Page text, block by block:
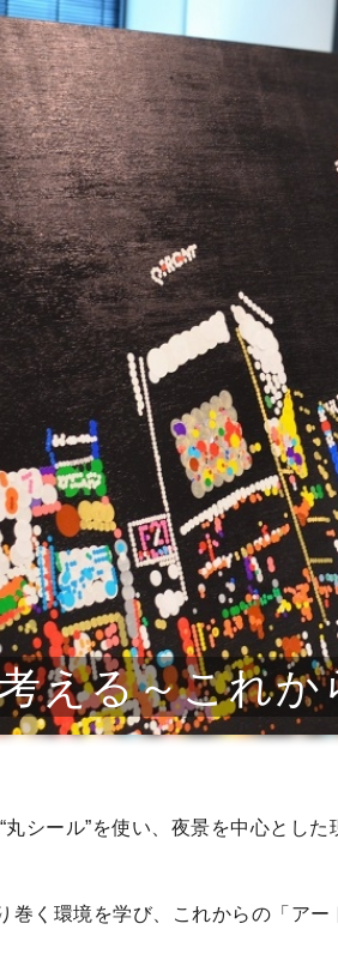
える～これか
シール”を使い、夜景を中心とし
巻く環境を学び、これからの「ア